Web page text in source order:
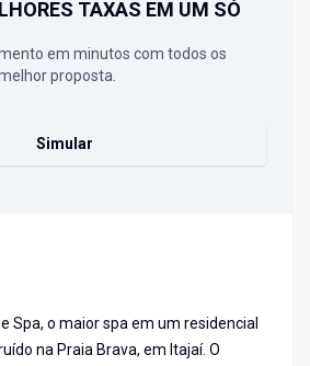
TAXAS EM UM SÓ
em minutos com todos os
proposta.
Simular
Spa, o maior spa em um residencial
na Praia Brava, em Itajaí. O